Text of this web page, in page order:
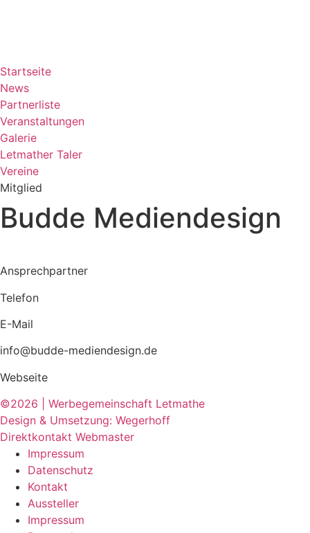
Startseite
News
Partnerliste
Veranstaltungen
Galerie
Letmather Taler
Vereine
Mitglied
Budde Mediendesign
Ansprechpartner
Telefon
E-Mail
info@budde-mediendesign.de
Webseite
©2026 | Werbegemeinschaft Letmathe
Design & Umsetzung: Wegerhoff
Direktkontakt Webmaster
Impressum
Datenschutz
Kontakt
Aussteller
Impressum